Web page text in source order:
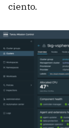
ciento.